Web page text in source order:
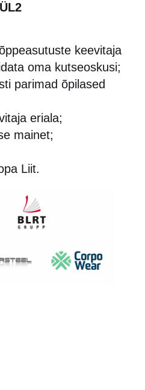
keevitaja
oma kutseoskusi;
parimad õpilased
eriala;
mainet;
Liit.